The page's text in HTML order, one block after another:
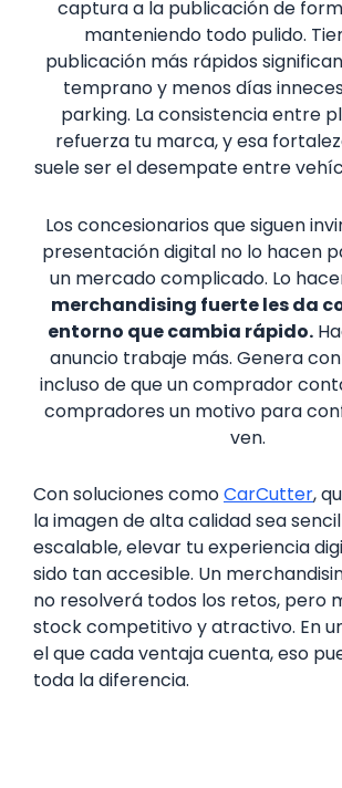
captura a la publicación de
manteniendo todo pulido.
publicación más rápidos
temprano y menos días
parking. La consistencia entre
refuerza tu marca, y esa
suele ser el desempate entre
Los concesionarios que siguen
presentación digital no lo hacen
un mercado complicado. Lo
merchandising fuerte les da
entorno que cambia rápido.
anuncio trabaje más. Genera
incluso de que un comprador
compradores un motivo para
ven.
Con soluciones comoCarCutter,
la imagen de alta calidad sea
escalable, elevar tu experiencia
sido tan accesible. Un
no resolverá todos los retos, pero
stock competitivo y atractivo. En
el que cada ventaja cuenta, eso
toda la diferencia.